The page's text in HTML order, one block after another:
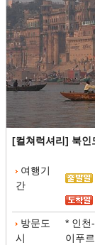
[컬쳐럭셔리] 북인
여행기
간
방문도
시
* 인천
이푸